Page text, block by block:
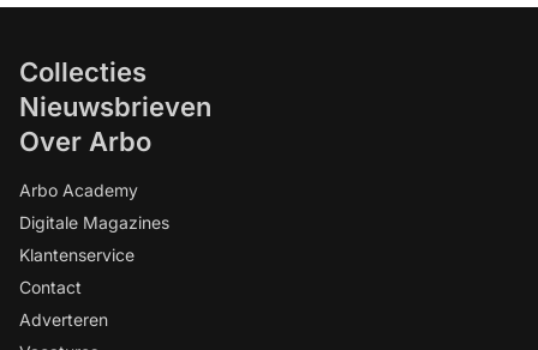
Collecties
Nieuwsbrieven
Over Arbo
Arbo Academy
Digitale Magazines
Klantenservice
Contact
Adverteren